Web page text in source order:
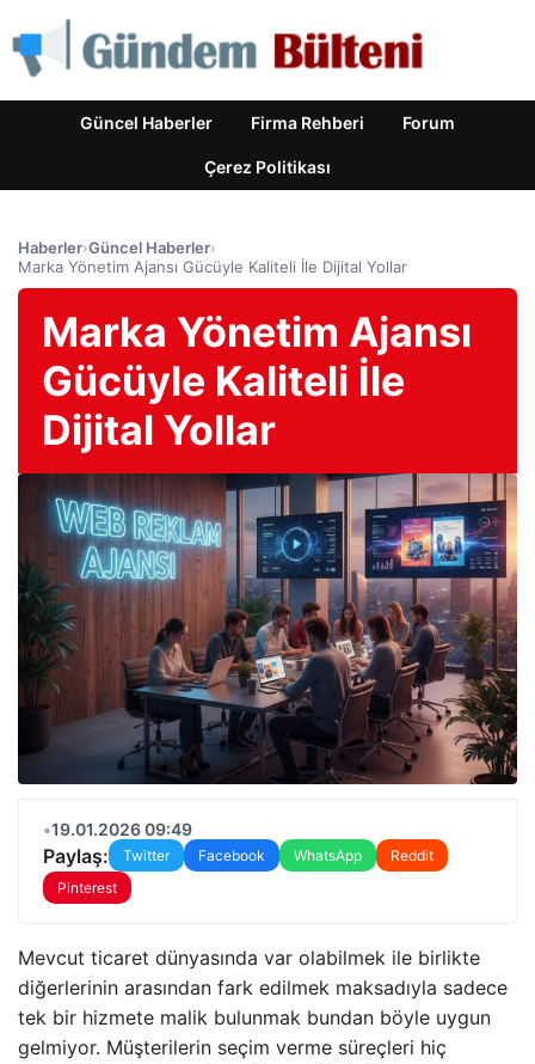
Güncel Haberler Firma Rehberi Forum
Çerez Politikası
Haberler›Güncel Haberler›
Marka Yönetim Ajansı Gücüyle Kaliteli İle Dijital Yollar
Marka Yönetim Ajansı
Gücüyle Kaliteli İle
Dijital Yollar
•19.01.2026 09:49
Paylaş: Twitter Facebook WhatsApp
Reddit
Pinterest
Mevcut ticaret dünyasında var olabilmek ile birlikte
diğerlerinin arasından fark edilmek maksadıyla sadece
tek bir hizmete malik bulunmak bundan böyle uygun
gelmiyor. Müşterilerin seçim verme süreçleri hiç